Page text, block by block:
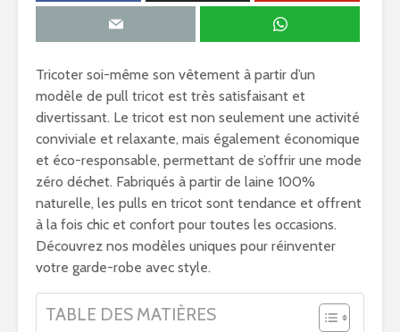
Tricoter soi-même son vêtement à partir d’un
modèle de pull tricot est très satisfaisant et
divertissant. Le tricot est non seulement une activité
conviviale et relaxante, mais également économique
et éco-responsable, permettant de s’offrir une mode
zéro déchet. Fabriqués à partir de laine 100%
naturelle, les pulls en tricot sont tendance et offrent
à la fois chic et confort pour toutes les occasions.
Découvrez nos modèles uniques pour réinventer
votre garde-robe avec style.
TABLE DES MATIÈRES